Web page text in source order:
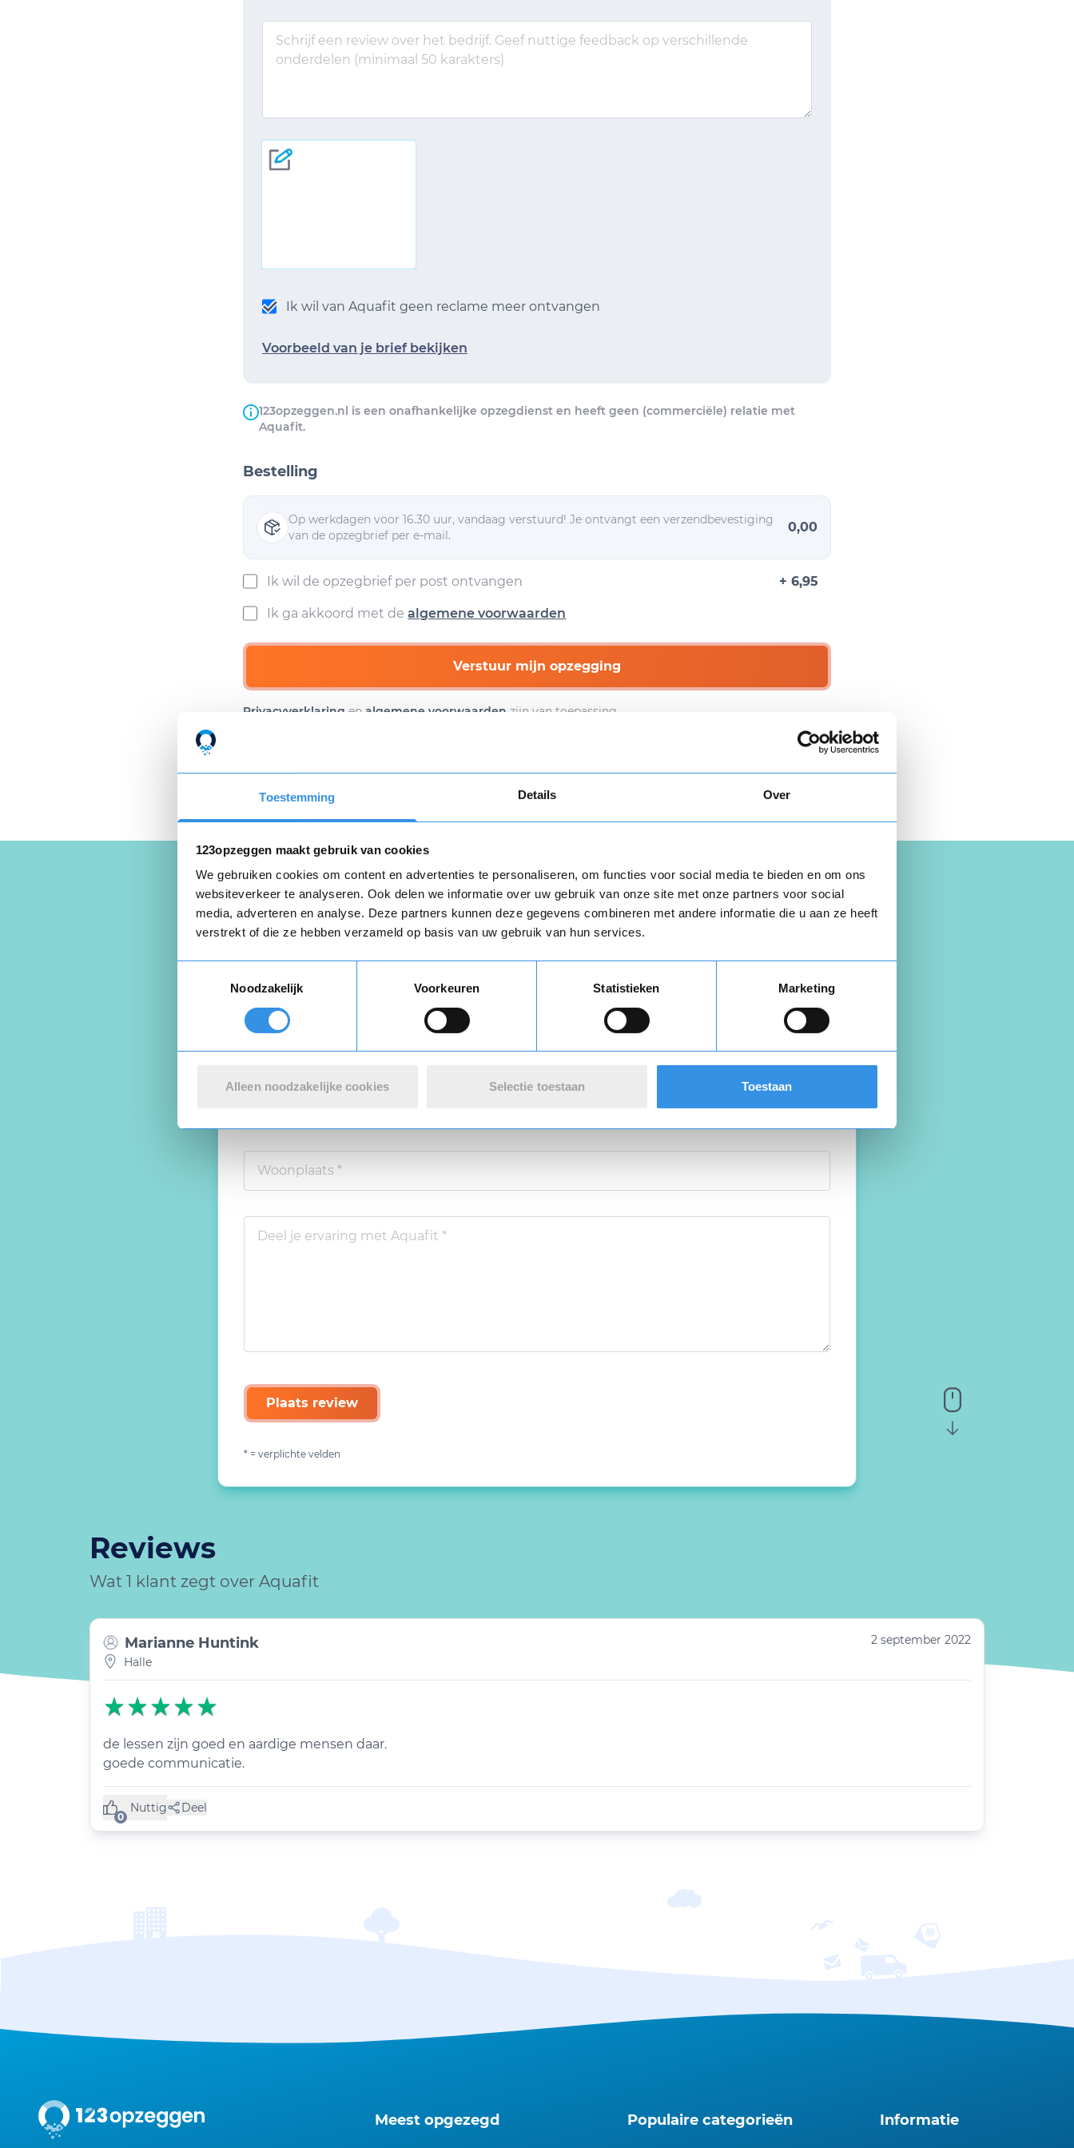
Toestemming Details Over
123opzeggen maakt gebruik van cookies
We gebruiken cookies om content en advertenties te personaliseren, om functies voor social media te bieden en om ons
websiteverkeer te analyseren. Ook delen we informatie over uw gebruik van onze site met onze partners voor social
media, adverteren en analyse. Deze partners kunnen deze gegevens combineren met andere informatie die u aan ze heeft
verstrekt of die ze hebben verzameld op basis van uw gebruik van hun services.
Noodzakelijk
Voorkeuren Statistieken Marketing
Alleen noodzakelijke cookies Selectie toestaan Toestaan
Ik wil van Aquafit geen reclame meer ontvangen
Voorbeeld van je brief bekijken
123opzeggen.nl is een onafhankelijke opzegdienst en heeft geen (commerciële) relatie met
Aquafit.
Bestelling
Op werkdagen voor 16.30 uur, vandaag verstuurd! Je ontvangt een verzendbevestiging
van de opzegbrief per e-mail.
0,00
Ik wil de opzegbrief per post ontvangen + 6,95
Ik ga akkoord met dealgemene voorwaarden
Verstuur mijn opzegging
Privacyverklaring en algemene voorwaarden zijn van toepassing.
opzegbrief
Schrijf een review over Aquafit
Beoordeel je ervaring *
Plaats review
* = verplichte velden
Reviews
Wat 1 klant zegt over Aquafit
Marianne Huntink
Halle
2 september 2022
de lessen zijn goed en aardige mensen daar.
goede communicatie.
0
Nuttig
(0 like) Deel
Meest opgezegd Populaire categorieën Informatie